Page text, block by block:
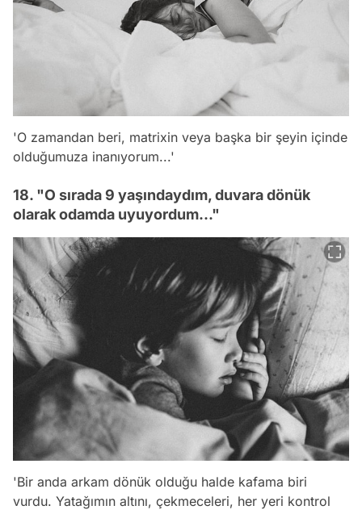
'O zamandan beri, matrixin veya başka bir şeyin içinde
olduğumuza inanıyorum...'
18. "O sırada 9 yaşındaydım, duvara dönük
olarak odamda uyuyordum..."
'Bir anda arkam dönük olduğu halde kafama biri
vurdu. Yatağımın altını, çekmeceleri, her yeri kontrol